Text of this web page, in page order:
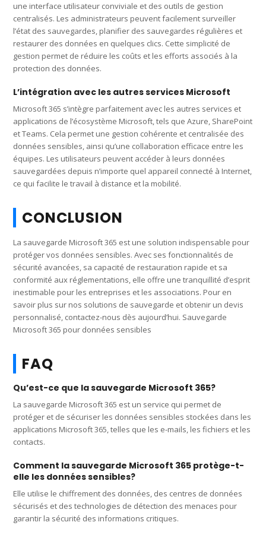
une interface utilisateur conviviale et des outils de gestion
centralisés. Les administrateurs peuvent facilement surveiller
l’état des sauvegardes, planifier des sauvegardes régulières et
restaurer des données en quelques clics. Cette simplicité de
gestion permet de réduire les coûts et les efforts associés à la
protection des données.
L’intégration avec les autres services Microsoft
Microsoft 365 s’intègre parfaitement avec les autres services et
applications de l’écosystème Microsoft, tels que Azure, SharePoint
et Teams. Cela permet une gestion cohérente et centralisée des
données sensibles, ainsi qu’une collaboration efficace entre les
équipes. Les utilisateurs peuvent accéder à leurs données
sauvegardées depuis n’importe quel appareil connecté à Internet,
ce qui facilite le travail à distance et la mobilité.
CONCLUSION
La sauvegarde Microsoft 365 est une solution indispensable pour
protéger vos données sensibles. Avec ses fonctionnalités de
sécurité avancées, sa capacité de restauration rapide et sa
conformité aux réglementations, elle offre une tranquillité d’esprit
inestimable pour les entreprises et les associations. Pour en
savoir plus sur nos solutions de sauvegarde et obtenir un devis
personnalisé, contactez-nous dès aujourd’hui. Sauvegarde
Microsoft 365 pour données sensibles
FAQ
Qu’est-ce que la sauvegarde Microsoft 365?
La sauvegarde Microsoft 365 est un service qui permet de
protéger et de sécuriser les données sensibles stockées dans les
applications Microsoft 365, telles que les e-mails, les fichiers et les
contacts.
Comment la sauvegarde Microsoft 365 protège-t-
elle les données sensibles?
Elle utilise le chiffrement des données, des centres de données
sécurisés et des technologies de détection des menaces pour
garantir la sécurité des informations critiques.